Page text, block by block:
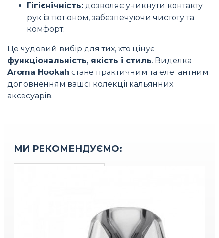
Гігієнічність: дозволяє уникнути контакту
рук із тютюном, забезпечуючи чистоту та
комфорт.
Це чудовий вибір для тих, хто цінує
функціональність, якість і стиль. Виделка
Aroma Hookah стане практичним та елегантним
доповненням вашої колекції кальянних
аксесуарів.
МИ РЕКОМЕНДУЄМО: